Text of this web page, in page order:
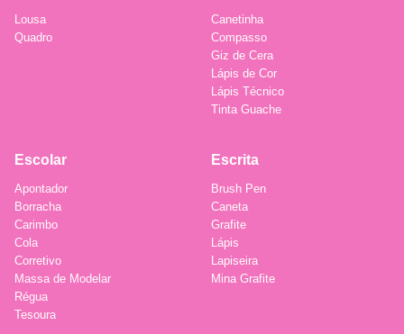
Lousa
Quadro
Canetinha
Compasso
Giz de Cera
Lápis de Cor
Lápis Técnico
Tinta Guache
Escolar
Apontador
Borracha
Carimbo
Cola
Corretivo
Massa de Modelar
Régua
Tesoura
Escrita
Brush Pen
Caneta
Grafite
Lápis
Lapiseira
Mina Grafite